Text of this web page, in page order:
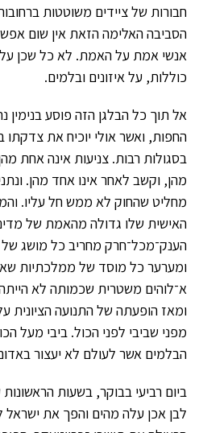
חבורות של ציידים משוטטות
הסביבה האלימה הזאת אין שום
אנשי אמת על האמת. לא כל שכן על
כוללות, על איזונים ובלמים.
אל תוך כל הבלגן הזה פוסע בנימין
החפות, ואשר אולי יוכיח את צדקתו
בסגולות רבות. צניעות אינה אחת
מהן, וקשב לאחר אינו אחד מהן.
מחליט שהחוק לא ממש חל עליו.
האישית שלו גדולה מהאמת של
הענק־מכל־חרק מחריב כל מושג
ומערער כל מוסד של ממלכתיות
א־לוהים משטרית שכמותה לא
ומאז הופעתה של התנועה הציונית
מפני שביבי לפני הכול. ביבי מעל
הבלמים אשר לעולם לא יעצור
ביום רביעי בבוקר, בשעות
לבן אכן עלה מהים והפך את